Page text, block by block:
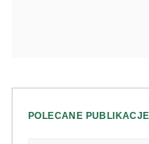
POLECANE PUBLIKACJE